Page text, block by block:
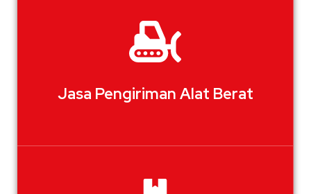
Jasa Pengiriman Alat Berat